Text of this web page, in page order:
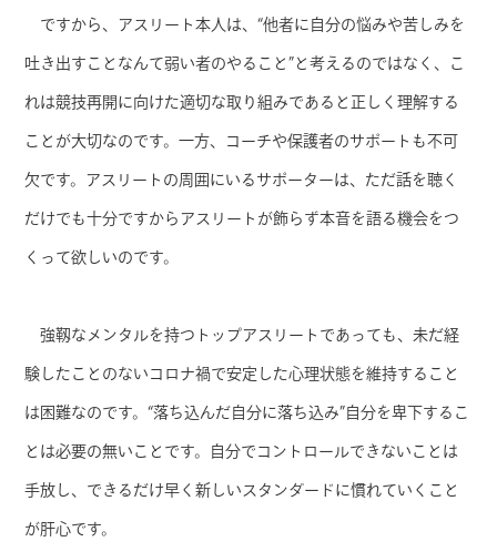
ですから、アスリート本人は、“他者に自分の悩みや苦しみを
吐き出すことなんて弱い者のやること”と考えるのではなく、こ
れは競技再開に向けた適切な取り組みであると正しく理解する
ことが大切なのです。一方、コーチや保護者のサポートも不可
欠です。アスリートの周囲にいるサポーターは、ただ話を聴く
だけでも十分ですからアスリートが飾らず本音を語る機会をつ
くって欲しいのです。
強靱なメンタルを持つトップアスリートであっても、未だ経
験したことのないコロナ禍で安定した心理状態を維持すること
は困難なのです。“落ち込んだ自分に落ち込み”自分を卑下するこ
とは必要の無いことです。自分でコントロールできないことは
手放し、できるだけ早く新しいスタンダードに慣れていくこと
が肝心です。